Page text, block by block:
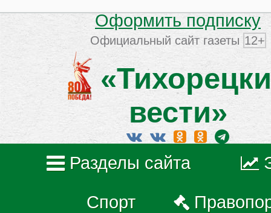
Оформить подписку
Официальный сайт газеты 12+
вести»
Разделы сайта
Спорт